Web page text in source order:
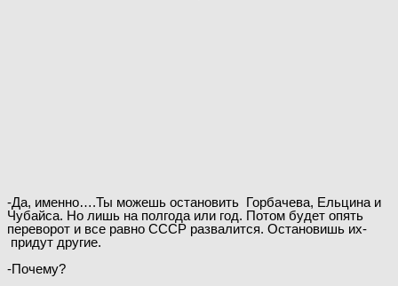
-Да, именно….Ты можешь остановить Горбачева, Ельцина и
Чубайса. Но лишь на полгода или год. Потом будет опять
переворот и все равно СССР развалится. Остановишь их-
придут другие.
-Почему?